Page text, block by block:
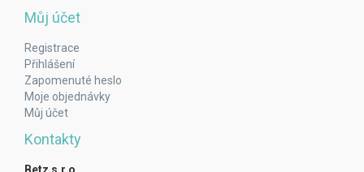
Můj účet
Registrace
Přihlášení
Zapomenuté heslo
Moje objednávky
Můj účet
Kontakty